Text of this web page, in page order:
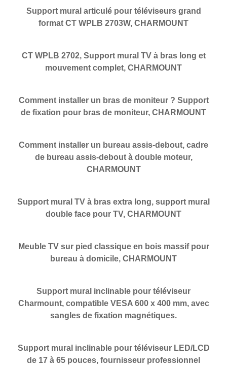
Support mural articulé pour téléviseurs grand
format CT WPLB 2703W, CHARMOUNT
CT WPLB 2702, Support mural TV à bras long et
mouvement complet, CHARMOUNT
Comment installer un bras de moniteur ? Support
de fixation pour bras de moniteur, CHARMOUNT
Comment installer un bureau assis-debout, cadre
de bureau assis-debout à double moteur,
CHARMOUNT
Support mural TV à bras extra long, support mural
double face pour TV, CHARMOUNT
Meuble TV sur pied classique en bois massif pour
bureau à domicile, CHARMOUNT
Support mural inclinable pour téléviseur
Charmount, compatible VESA 600 x 400 mm, avec
sangles de fixation magnétiques.
Support mural inclinable pour téléviseur LED/LCD
de 17 à 65 pouces, fournisseur professionnel